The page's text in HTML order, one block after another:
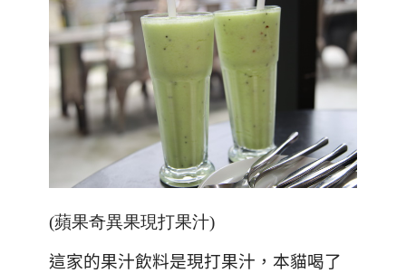
(蘋果奇異果現打果汁)
這家的果汁飲料是現打果汁，本貓喝了